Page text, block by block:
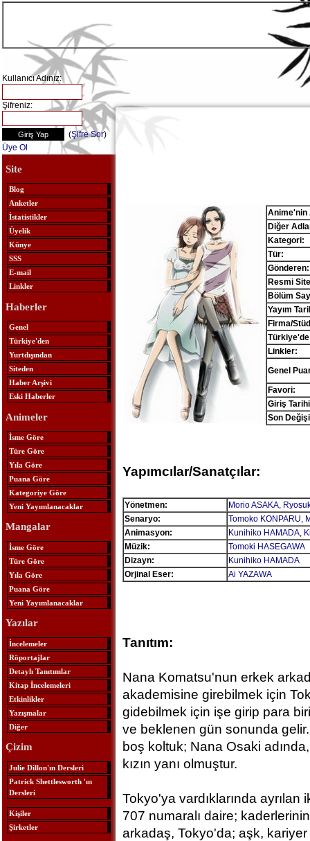
Kullanıcı Adınız:
Şifreniz:
(Şifre Sor)
Üye Ol
Site
Blog
Anketler
İstatistikler
Üyelik
Künye
SSS
E-mail
Linkler
Haberler
Genel
Türkiye'den
Yurtdışından
Siteden
Haber Arşivi
Eski Haberler
Animeler
İsme Göre
Türe Göre
Yıla Göre
Puana Göre
Kategoriye Göre
Yeni Yayımlanacaklar
Mangalar
İsme Göre
Türe Göre
Yıla Göre
Puana Göre
Yeni Yayımlanacaklar
Yazılar
İncelemeler
Röportajlar
Detaylı Tanıtımlar
Kitap İncelemeleri
Etkinlikler
Yazışmalar
Diğer
Çizim
Julie Dillon'ın Dersleri
Patrick Shettlesworth 'ın
Dersleri
Kişiler
Şirketler
Anime'nin
Diğer
Kategori:
Tür:
Gönderen:
Resmi
Bölüm
Yayım
Firma/
Linkler:
Genel
Favori:
Giriş
Son
Yapımcılar/Sanatçılar:
Yönetmen: Morio ASAKA,
Senaryo:
Tomoko KONPARU,
Animasyon:
Kunihiko HAMADA,
Müzik:
Tomoki HASEGAWA
Dizayn:
Kunihiko HAMADA
Orjinal Eser:
Ai YAZAWA
Tanıtım:
Nana Komatsu'nun erkek
akademisine girebilmek için
gidebilmek için işe girip para
ve beklenen gün sonunda
boş koltuk; Nana Osaki
kızın yanı olmuştur.
Tokyo'ya vardıklarında
707 numaralı daire;
arkadaş, Tokyo'da; aşk,